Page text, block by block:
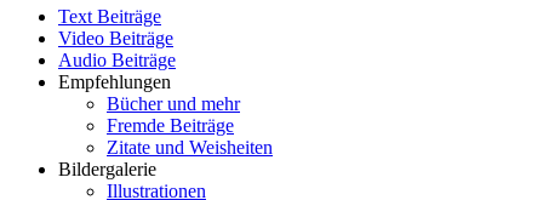
Text Beiträge
Video Beiträge
Audio Beiträge
Empfehlungen
Bücher und mehr
Fremde Beiträge
Zitate und Weisheiten
Bildergalerie
Illustrationen